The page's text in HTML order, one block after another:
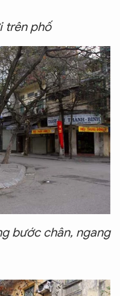
trên phố
bước chân, ngang